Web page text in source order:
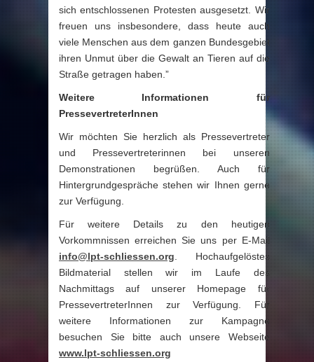
sich entschlossenen Protesten ausgesetzt. Wir
freuen uns insbesondere, dass heute auch
viele Menschen aus dem ganzen Bundesgebiet
ihren Unmut über die Gewalt an Tieren auf die
Straße getragen haben.”
Weitere Informationen für
PressevertreterInnen
Wir möchten Sie herzlich als Pressevertreter
und Pressevertreterinnen bei unseren
Demonstrationen begrüßen. Auch für
Hintergrundgespräche stehen wir Ihnen gerne
zur Verfügung.
Für weitere Details zu den heutigen
Vorkommnissen erreichenSie uns per E-Mail
info@lpt-schliessen.org.
Hochaufgelöstes
Bildmaterial stellen wir im Laufe des
Nachmittags auf unserer Homepage für
PressevertreterInnen zur Verfügung.
Für
weitere Informationen zur Kampagne
besuchen Sie bitte auch unsere Webseite
www.lpt-schliessen.org